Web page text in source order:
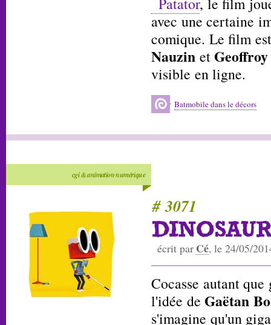
avec une certaine
comique. Le film
Nauzin et
visible en ligne.
Batmobile dans le décors
cgi & animation numérique
# 3071
écrit par Cé, le 24/05/
Cocasse autant
l'idée de Gaëtan
s'imagine qu'un